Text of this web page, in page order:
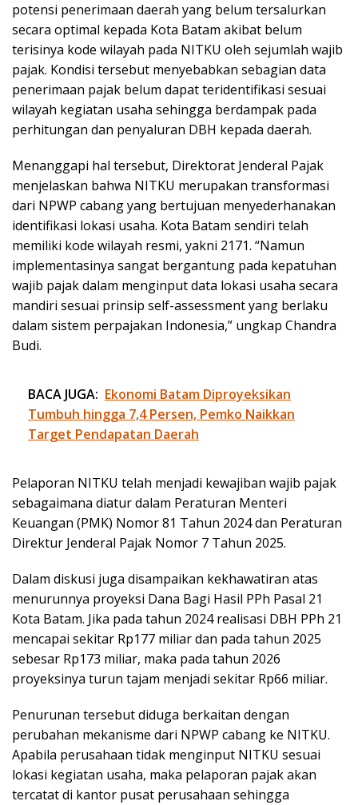
potensi penerimaan daerah yang belum tersalurkan
secara optimal kepada Kota Batam akibat belum
terisinya kode wilayah pada NITKU oleh sejumlah wajib
pajak. Kondisi tersebut menyebabkan sebagian data
penerimaan pajak belum dapat teridentifikasi sesuai
wilayah kegiatan usaha sehingga berdampak pada
perhitungan dan penyaluran DBH kepada daerah.
Menanggapi hal tersebut, Direktorat Jenderal Pajak
menjelaskan bahwa NITKU merupakan transformasi
dari NPWP cabang yang bertujuan menyederhanakan
identifikasi lokasi usaha. Kota Batam sendiri telah
memiliki kode wilayah resmi, yakni 2171. “Namun
implementasinya sangat bergantung pada kepatuhan
wajib pajak dalam menginput data lokasi usaha secara
mandiri sesuai prinsip self-assessment yang berlaku
dalam sistem perpajakan Indonesia,” ungkap Chandra
Budi.
BACA JUGA: Ekonomi Batam Diproyeksikan
Tumbuh hingga 7,4 Persen, Pemko Naikkan
Target Pendapatan Daerah
Pelaporan NITKU telah menjadi kewajiban wajib pajak
sebagaimana diatur dalam Peraturan Menteri
Keuangan (PMK) Nomor 81 Tahun 2024 dan Peraturan
Direktur Jenderal Pajak Nomor 7 Tahun 2025.
Dalam diskusi juga disampaikan kekhawatiran atas
menurunnya proyeksi Dana Bagi Hasil PPh Pasal 21
Kota Batam. Jika pada tahun 2024 realisasi DBH PPh 21
mencapai sekitar Rp177 miliar dan pada tahun 2025
sebesar Rp173 miliar, maka pada tahun 2026
proyeksinya turun tajam menjadi sekitar Rp66 miliar.
Penurunan tersebut diduga berkaitan dengan
perubahan mekanisme dari NPWP cabang ke NITKU.
Apabila perusahaan tidak menginput NITKU sesuai
lokasi kegiatan usaha, maka pelaporan pajak akan
tercatat di kantor pusat perusahaan sehingga